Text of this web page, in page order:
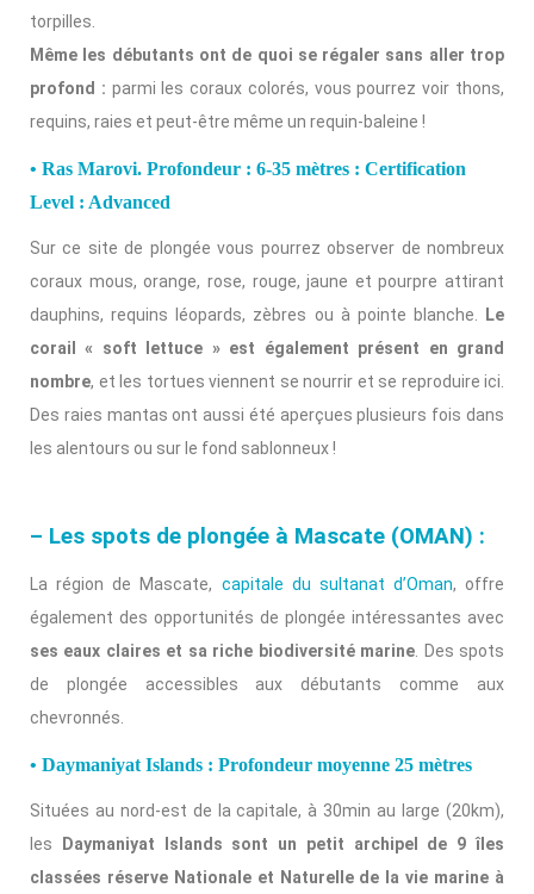
torpilles.
Même les débutants ont de quoi se régaler sans aller trop
profond : parmi les coraux colorés, vous pourrez voir thons,
requins, raies et peut-être même un requin-baleine !
• Ras Marovi. Profondeur : 6-35 mètres : Certification
Level : Advanced
Sur ce site de plongée vous pourrez observer de nombreux
coraux mous, orange, rose, rouge, jaune et pourpre attirant
dauphins, requins léopards, zèbres ou à pointe blanche.
Le
corail « soft lettuce » est également présent en grand
nombre, et les tortues viennent se nourrir et se reproduire ici.
Des raies mantas ont aussi été aperçues plusieurs fois dans
les alentours ou sur le fond sablonneux !
– Les spots de plongée à Mascate (OMAN) :
La région de Mascate, capitale du sultanat d’Oman, offre
également des opportunités de plongée intéressantes avec
ses eaux claires et sa riche biodiversité marine. Des spots
de plongée accessibles aux débutants comme aux
chevronnés.
• Daymaniyat Islands : Profondeur moyenne 25 mètres
Situées au nord-est de la capitale, à 30min au large (20km),
les
Daymaniyat Islands sont un petit archipel de 9 îles
classées réserve Nationale et Naturelle de la vie marine à